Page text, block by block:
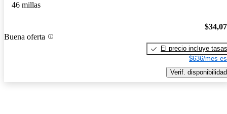
46 millas
Buena oferta
El precio incluye tasas
$636/mes
Verif. disponibilidad